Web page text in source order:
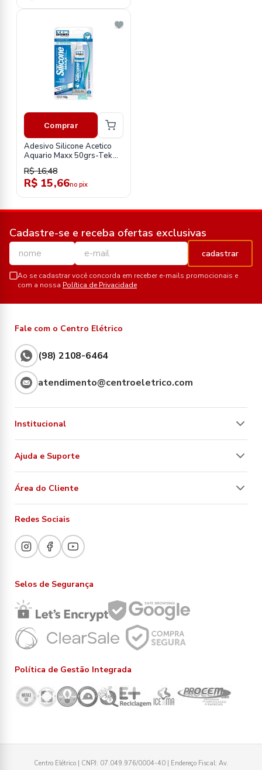
Comprar
Adesivo Silicone Acetico
Aquario Maxx 50grs-Tek
Bond
R$ 16,48
R$ 15,66no pix
Cadastre-se e receba ofertas exclusivas
cadastrar
Ao se cadastrar você concorda em receber e-mails promocionais e
com a nossa Política de Privacidade
Fale com o Centro Elétrico
(98) 2108-6464
atendimento@centroeletrico.com
Institucional
Ajuda e Suporte
Área do Cliente
Redes Sociais
Selos de Segurança
Política de Gestão Integrada
Centro Elétrico | CNPJ: 07.049.976/0004-40 | Endereço Fiscal: Av.